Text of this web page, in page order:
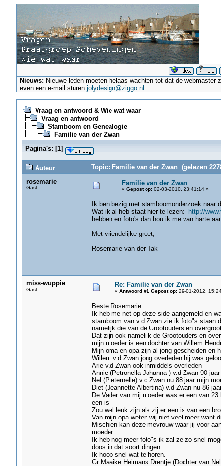
Nieuws: Nieuwe leden moeten helaas wachten tot dat de
even een e-mail sturenjolydesign@ziggo.nl .
Vraag en antwoord & Wie wat waar
Vraag en antwoord
Stamboom en Genealogie
Familie van der Zwan
Pagina's: [1]
Auteur
Topic: Familie van der Zwan (gelezen
rosemarie
Gast
Familie van der Zwan
« Gepost op:02-03-2010, 23:41:14 »
Ik ben bezig met stamboomonderzoek naar
Wat ik al heb staat hier te lezen:
http://
hebben en foto's dan hou ik me van harte
Met vriendelijke groet,
Rosemarie van der Tak
miss-wuppie
Gast
Re: Familie van der Zwan
« Antwoord #1 Gepost op:29-01-2012,
Beste Rosemarie
Ik heb me net op deze side aangemeld en
stamboom van v.d Zwan zie ik foto"s staan
namelijk die van de Grootouders en
Dat zijn ook namelijk de Grootouders en
mijn moeder is een dochter van Willem
Mijn oma en opa zijn al jong gescheiden en
Willem v.d Zwan jong overleden hij was
Arie v.d Zwan ook inmiddels overleden
Annie (Petronella Johanna ) v.d Zwan 90 jaar
Nel (Pieternelle) v.d Zwan nu 88 jaar mijn
Diet (Jeannette Albertina) v.d Zwan nu 86
De Vader van mij moeder was er een van
een is.
Zou wel leuk zijn als zij er een is van een
Van mijn opa weten wij niet veel meer want
Mischien kan deze mevrouw waar jij voor
moeder.
Ik heb nog meer foto"s ik zal ze zo snel
doos in dat soort dingen.
Ik hoop snel wat te horen.
Gr Maaike Heimans Drentje (Dochter van